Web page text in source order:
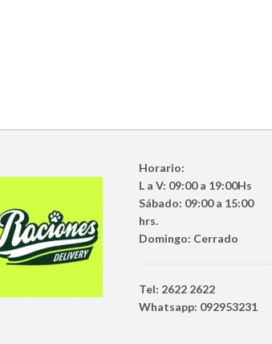
Horario:
L a V: 09:00 a 19:00Hs
Sábado: 09:00 a 15:00
hrs.
Domingo: Cerrado
Tel: 2622 2622
Whatsapp: 092953231